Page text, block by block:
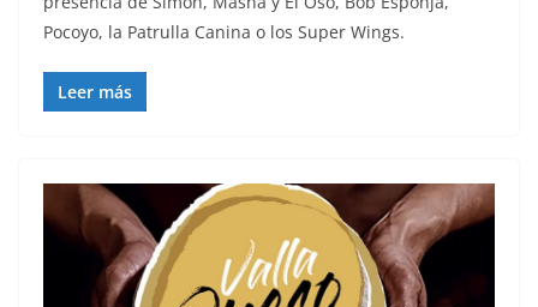
Pocoyo, la Patrulla Canina o los Super Wings.
Leer más